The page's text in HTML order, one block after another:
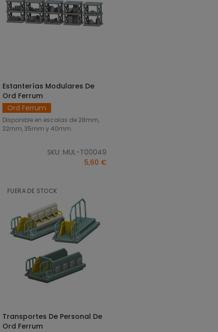
SELECCIONAR OPCIONES
Estanterías Modulares De
Ord Ferrum
Ord Ferrum
Disponible en escalas de 28mm,
32mm, 35mm y 40mm.
SKU: MUL-T00049
5,60 €
FUERA DE STOCK
DISCOVER
Transportes De Personal De
Ord Ferrum